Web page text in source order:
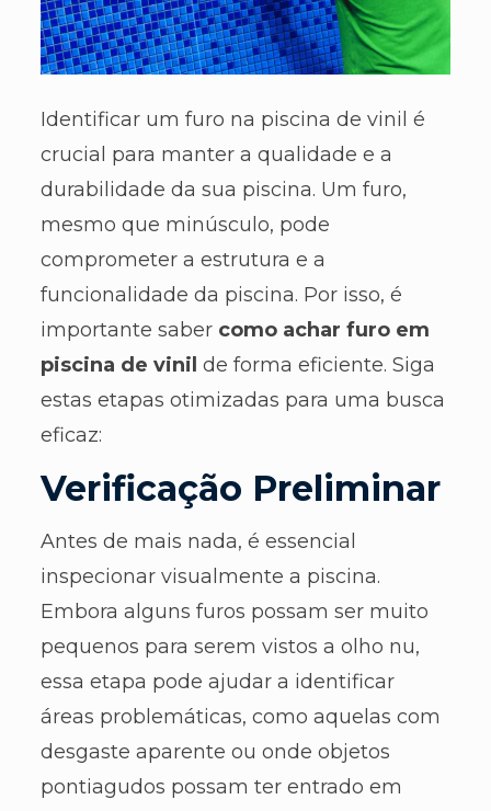
Identificar um furo na piscina de vinil é
crucial para manter a qualidade e a
durabilidade da sua piscina. Um furo,
mesmo que minúsculo, pode
comprometer a estrutura e a
funcionalidade da piscina. Por isso, é
importante saber como achar furo em
piscina de vinil de forma eficiente. Siga
estas etapas otimizadas para uma busca
eficaz:
Verificação Preliminar
Antes de mais nada, é essencial
inspecionar visualmente a piscina.
Embora alguns furos possam ser muito
pequenos para serem vistos a olho nu,
essa etapa pode ajudar a identificar
áreas problemáticas, como aquelas com
desgaste aparente ou onde objetos
pontiagudos possam ter entrado em